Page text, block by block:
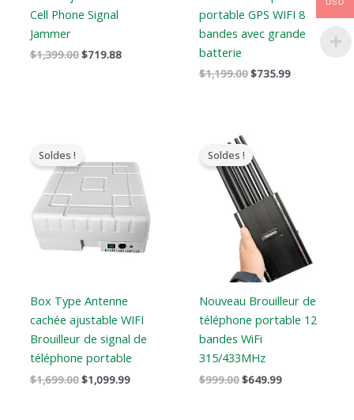
Cell Phone Signal
Jammer
$1,399.00$719.88
portable GPS WIFI 8
bandes avec grande
batterie
$1,199.00$735.99
Soldes !
Box Type Antenne
cachée ajustable WIFI
Brouilleur de signal de
téléphone portable
$1,699.00
original
était
:
$1,699.00.
$1,099.99
actuel
est
:
$1,099.99.
Soldes !
Nouveau Brouilleur de
téléphone portable 12
bandes WiFi
315/433MHz
$999.00
Le
prix
original
était
:
$999.00.
$649.99
$649.99.
USD